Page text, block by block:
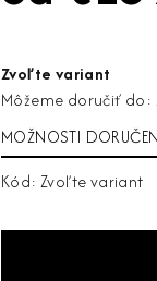
cena:
Zvoľte variant
Môžeme doručiť do:
MOŽNOSTI
Kód: Zvoľte variant